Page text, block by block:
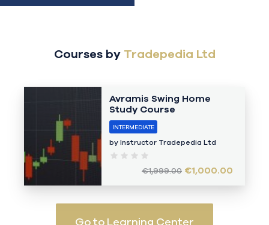
Courses by Tradepedia Ltd
Avramis Swing Home
Study Course
INTERMEDIATE
by Instructor Tradepedia Ltd
€1,999.00 €1,000.00
Go to Learning Center